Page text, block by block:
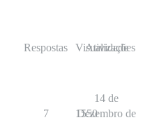
Respostas Visualizações
Atividade
7 1550
14 de
Dezembro de